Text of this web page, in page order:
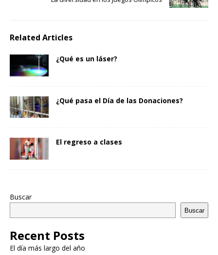
Related Articles
¿Qué es un láser?
¿Qué pasa el Día de las Donaciones?
El regreso a clases
Buscar
Buscar
Recent Posts
El día más largo del año